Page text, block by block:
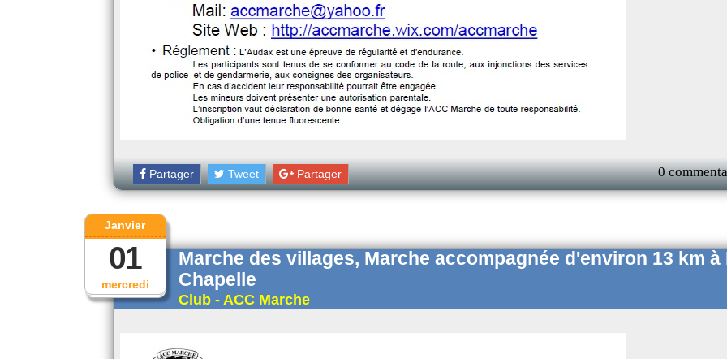
Partager Tweet Partager 0
mercredi
Janvier
01
Marche des villages, Marche accompagnée d'environ 13 km à
Chapelle
Club - ACC Marche